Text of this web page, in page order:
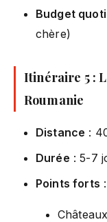
Budget
chère)
Itinéraire 5 :
Roumanie
Distance :
Durée : 5-7
Points forts :